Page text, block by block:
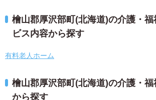
檜山郡厚沢部町(北海道)の介護・
ビス内容から探す
有料老人ホーム
檜山郡厚沢部町(北海道)の介護・
から探す